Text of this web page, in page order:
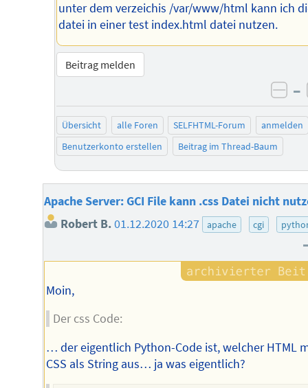
unter dem verzeichis /var/www/html kann ich
datei in einer test index.html datei nutzen.
Beitrag melden
–
Übersicht alle Foren SELFHTML-Forum
anmelden
Benutzerkonto erstellen
Beitrag im Thread-Baum
Apache Server: GCI File kann .css Datei nicht
Robert B.01.12.2020 14:27 apache cgi
Moin,
Der css Code:
… der eigentlich Python-Code ist, welcher HTML
CSS als String aus… ja was eigentlich?